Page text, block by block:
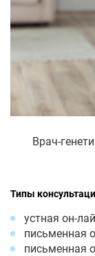
Врач-
Типы
устная он-
письменная
письменная